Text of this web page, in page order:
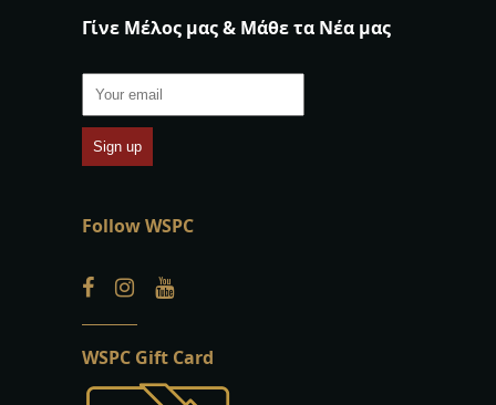
Γίνε Μέλος μας & Μάθε τα Νέα μας
Follow WSPC
WSPC Gift Card